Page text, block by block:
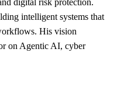
intelligent systems that
His vision
on Agentic AI, cyber